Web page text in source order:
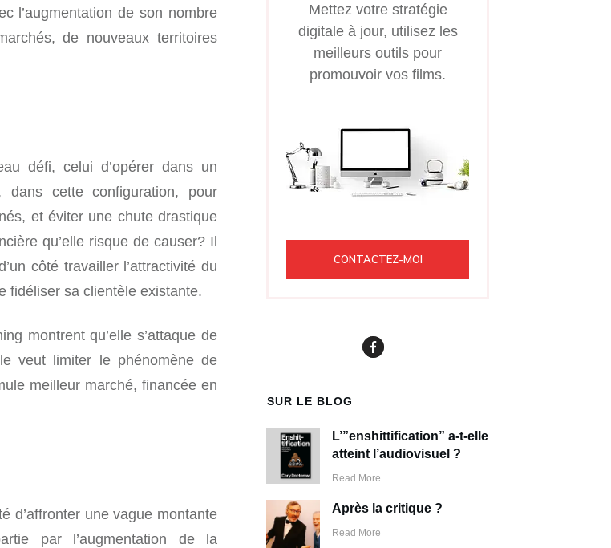
l’augmentation de son nombre
de nouveaux territoires
défi, celui d’opérer dans un
cette configuration, pour
et éviter une chute drastique
qu’elle risque de causer? Il
côté travailler l’attractivité du
fidéliser sa clientèle existante.
montrent qu’elle s’attaque de
veut limiter le phénomène de
meilleur marché, financée en
d’affronter une vague montante
par l’augmentation de la
Mettez votre stratégie
digitale à jour, utilisez les
meilleurs outils pour
promouvoir vos films.
CONTACTEZ-MOI
SUR LE BLOG
L’”enshittification” a-t-elle
atteint l’audiovisuel ?
Read More
Après la critique ?
Read More